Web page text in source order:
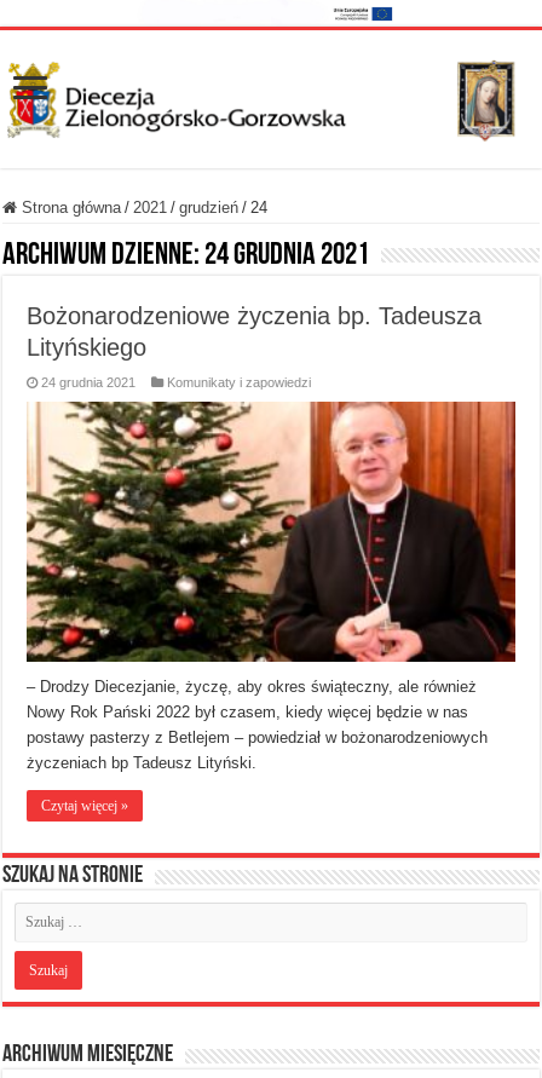
Strona główna / 2021 / grudzień / 24
Archiwum dzienne: 24 grudnia 2021
Bożonarodzeniowe życzenia bp. Tadeusza
Lityńskiego
24 grudnia 2021 Komunikaty i zapowiedzi
– Drodzy Diecezjanie, życzę, aby okres świąteczny, ale również
Nowy Rok Pański 2022 był czasem, kiedy więcej będzie w nas
postawy pasterzy z Betlejem – powiedział w bożonarodzeniowych
życzeniach bp Tadeusz Lityński.
Czytaj więcej »
Szukaj na stronie
Archiwum miesięczne